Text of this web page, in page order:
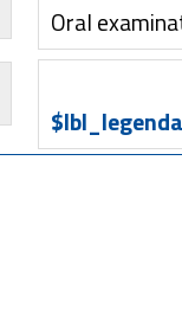
Oral